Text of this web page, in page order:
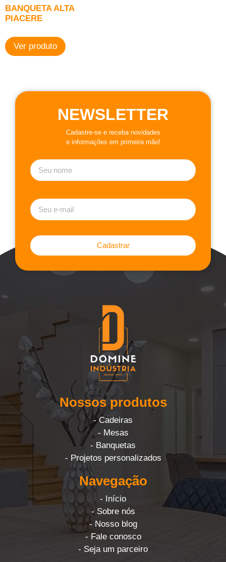
BANQUETA ALTA
PIACERE
Ver produto
NEWSLETTER
Cadastre-se e receba novidades
e informações em primeira mão!
Cadastrar
Nossos produtos
- Cadeiras
- Mesas
- Banquetas
- Projetos personalizados
Navegação
- Início
- Sobre nós
- Nosso blog
- Fale conosco
- Seja um parceiro